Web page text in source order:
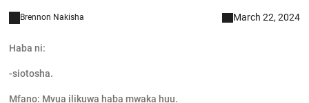
Brennon Nakisha March 22, 2024
Haba ni:
-siotosha.
Mfano: Mvua ilikuwa haba mwaka huu.